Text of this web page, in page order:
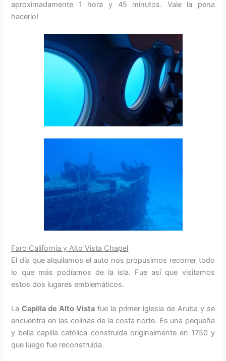
aproximadamente 1 hora y 45 minutos. Vale la pena
hacerlo!
Faro California y Alto Vista Chapel
El día que alquilamos el auto nos propusimos recorrer todo
lo que más podíamos de la isla. Fue así que visitamos
estos dos lugares emblemáticos.
LaCapilla de Alto Vista fue la primer iglesia de Aruba y se
encuentra en las colinas de la costa norte. Es una pequeña
y bella capilla católica construida originalmente en 1750 y
que luego fue reconstruida.